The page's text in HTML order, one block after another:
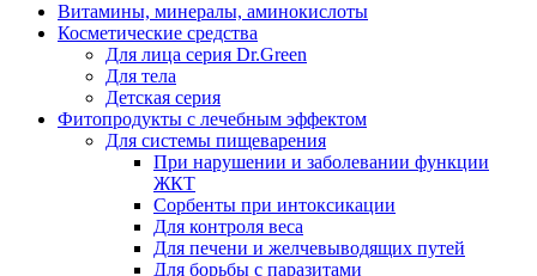
Витамины, минералы, аминокислоты
Косметические средства
Для лица серия Dr.Green
Для тела
Детская серия
Фитопродукты с лечебным эффектом
Для системы пищеварения
При нарушении и заболевании функции
ЖКТ
Сорбенты при интоксикации
Для контроля веса
Для печени и желчевыводящих путей
Для борьбы с паразитами